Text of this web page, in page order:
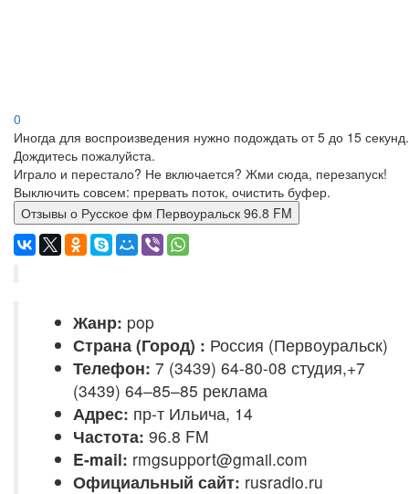
0
Иногда для воспроизведения нужно подождать от 5 до 15 секунд.
Дождитесь пожалуйста.
Играло и перестало? Не включается? Жми сюда, перезапуск!
Выключить совсем: прервать поток, очистить буфер.
Отзывы о Русское фм Первоуральск 96.8 FM
Жанр: pop
Страна (Город) : Россия (Первоуральск)
Телефон: 7 (3439) 64-80-08 студия,+7
(3439) 64–85–85 реклама
Адрес: пр-т Ильича, 14
Частота: 96.8 FM
E-mail: rmgsupport@gmail.com
Официальный сайт: rusradio.ru